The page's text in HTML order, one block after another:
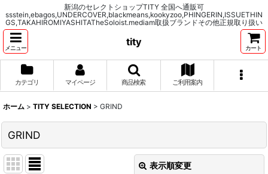
新潟のセレクトショップTITY 全国へ通販可
ssstein,ebagos,UNDERCOVER,blackmeans,kookyzoo,PHINGERIN,ISSUETHIN
GS,TAKAHIROMIYASHITATheSoloist.mediam取扱ブランドその他正規取り扱い
メニュー
tity
カート
カテゴリ マイページ 商品検索 ご利用案内
ホーム > TITY SELECTION > GRIND
GRIND
表示順変更